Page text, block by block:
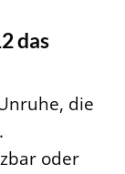
das
die
oder